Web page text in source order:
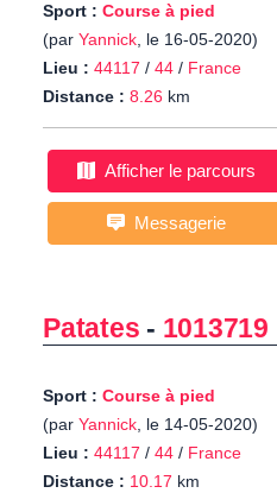
Sport : Course à pied
(par Yannick, le 16-05-2020)
Lieu : 44117 / 44 / France
Distance : 8.26 km
Afficher le parcours
Messagerie
Patates - 1013719
Sport : Course à pied
(par Yannick, le 14-05-2020)
Lieu : 44117 / 44 / France
Distance : 10.17 km